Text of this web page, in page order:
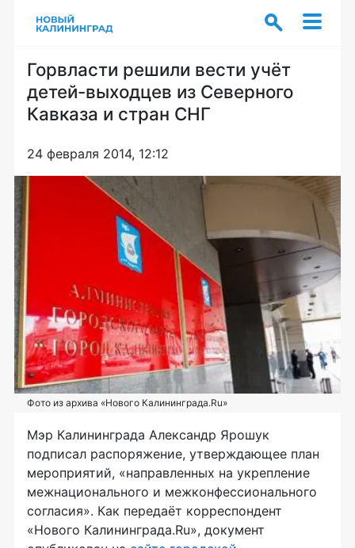
Горвласти решили вести учёт
детей-выходцев из Северного
Кавказа и стран СНГ
24 февраля 2014, 12:12
Фото из архива «Нового Калининграда.Ru»
Мэр Калининграда Александр Ярошук
подписал распоряжение, утверждающее план
мероприятий, «направленных на укрепление
межнационального и межконфессионального
согласия». Как передаёт корреспондент
«Нового Калининграда.Ru», документ